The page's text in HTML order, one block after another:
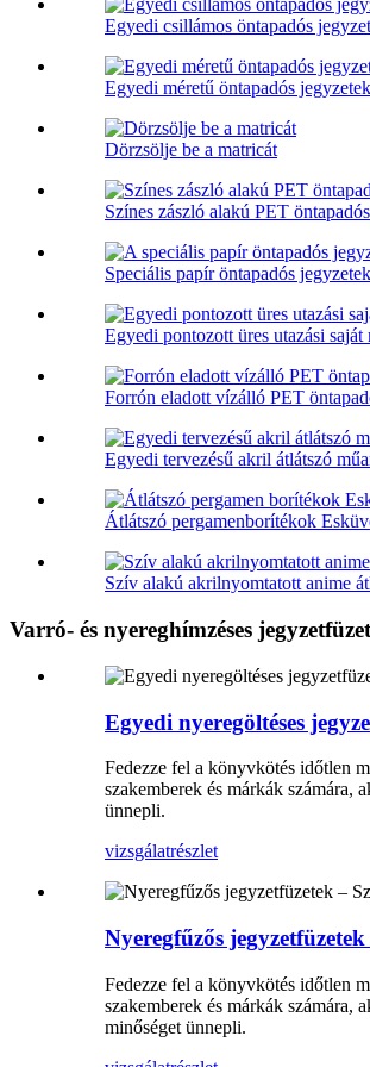
Egyedi csillámos öntapadós
Egyedi méretű öntapadós
Dörzsölje be a matricát
Színes zászló alakú PET
Speciális papír öntapadós
Egyedi pontozott üres utazási
Forrón eladott vízálló PET
Egyedi tervezésű akril átlátszó
Átlátszó pergamenborítékok
Szív alakú akrilnyomtatott anime
Varró- és nyereghímzéses jegyzetfüzet
Egyedi nyeregöltéses
Fedezze fel a könyvkötés időtlen
szakemberek és márkák számára,
ünnepli.
vizsgálatrészlet
Nyeregfűzős
Fedezze fel a könyvkötés időtlen
szakemberek és márkák számára,
minőséget ünnepli.